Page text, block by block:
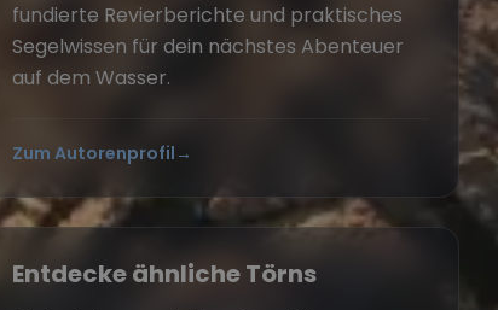
fundierte Revierberichte und praktisches
Segelwissen für dein nächstes Abenteuer
auf dem Wasser.
Zum Autorenprofil →
Entdecke ähnliche Törns